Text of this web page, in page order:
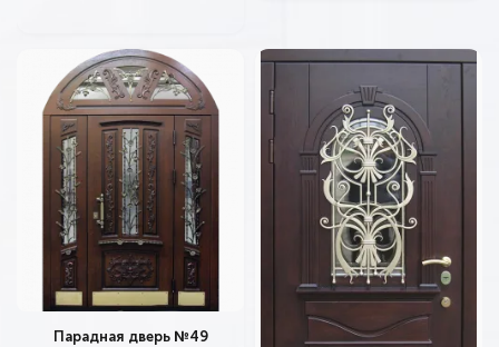
Парадная дверь №49